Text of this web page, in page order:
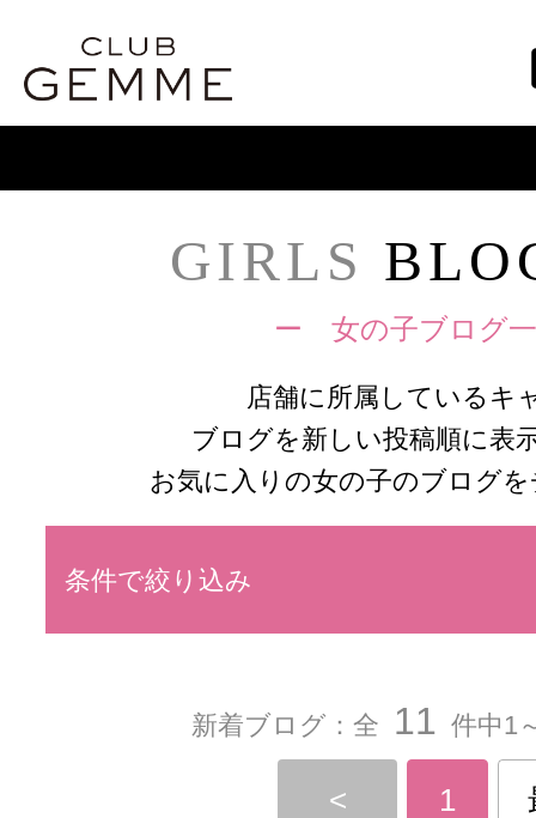
GIRLS
ー 女の子ブログ
店舗に所属しているキ
ブログを新しい投稿順に表
お気に入りの女の子のブログ
条件で絞り込み
新着ブログ：全 11 件中1
< 1